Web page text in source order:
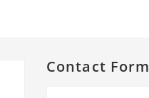
Contact Form